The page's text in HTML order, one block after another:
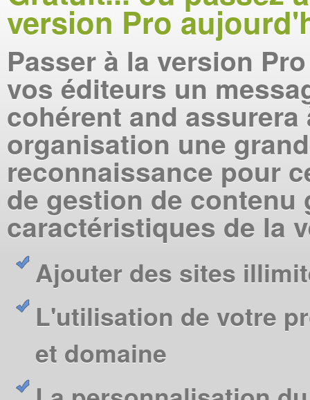
version Pro
Passer à la version
vos éditeurs un
cohérent and assurera
organisation une
reconnaissance pour
de gestion de contenu
caractéristiques de la
Ajouter des sites
L'utilisation de votre
et domaine